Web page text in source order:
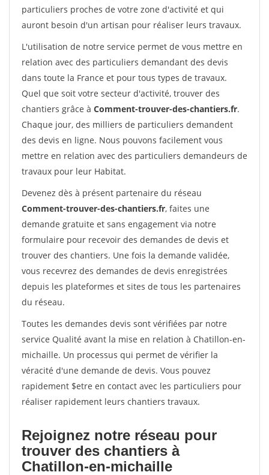
particuliers proches de votre zone d'activité et qui
auront besoin d'un artisan pour réaliser leurs travaux.
L'utilisation de notre service permet de vous mettre en
relation avec des particuliers demandant des devis
dans toute la France et pour tous types de travaux.
Quel que soit votre secteur d'activité, trouver des
chantiers grâce à Comment-trouver-des-chantiers.fr.
Chaque jour, des milliers de particuliers demandent
des devis en ligne. Nous pouvons facilement vous
mettre en relation avec des particuliers demandeurs de
travaux pour leur Habitat.
Devenez dès à présent partenaire du réseau
Comment-trouver-des-chantiers.fr, faites une
demande gratuite et sans engagement via notre
formulaire pour recevoir des demandes de devis et
trouver des chantiers. Une fois la demande validée,
vous recevrez des demandes de devis enregistrées
depuis les plateformes et sites de tous les partenaires
du réseau.
Toutes les demandes devis sont vérifiées par notre
service Qualité avant la mise en relation à Chatillon-en-
michaille. Un processus qui permet de vérifier la
véracité d'une demande de devis. Vous pouvez
rapidement $etre en contact avec les particuliers pour
réaliser rapidement leurs chantiers travaux.
Rejoignez notre réseau pour
trouver des chantiers à
Chatillon-en-michaille